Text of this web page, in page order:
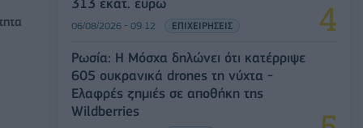
06/08/2026 - 09:12 ΕΠΙΧΕΙΡΗΣΕΙΣ
Ρωσία: Η Μόσχα δηλώνει ότι κατέρριψε
605 ουκρανικά drones τη νύχτα -
Ελαφρές ζημιές σε αποθήκη της
Wildberries